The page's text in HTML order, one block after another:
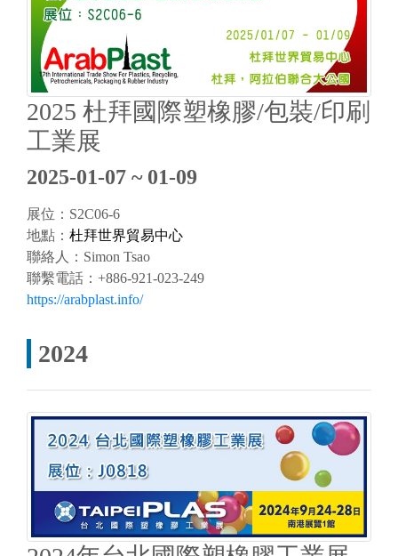
2025 杜拜國際塑橡膠/包裝/印刷
工業展
2025-01-07 ~ 01-09
展位：S2C06-6
地點： 杜拜世界貿易中心
聯絡人： Simon Tsao
聯繫電話： +886-921-023-249
https://arabplast.info/
2024